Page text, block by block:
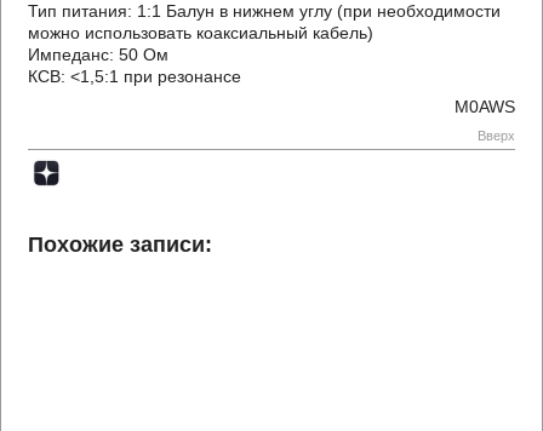
Тип питания: 1:1 Балун в нижнем углу (при необходимости
можно использовать коаксиальный кабель)
Импеданс: 50 Ом
КСВ: <1,5:1 при резонансе
M0AWS
Вверх
Похожие записи: